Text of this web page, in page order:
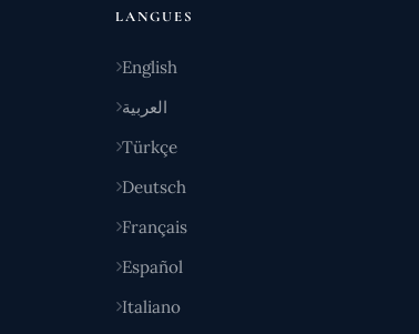
LANGUES
English
العربية
Türkçe
Deutsch
Français
Español
Italiano